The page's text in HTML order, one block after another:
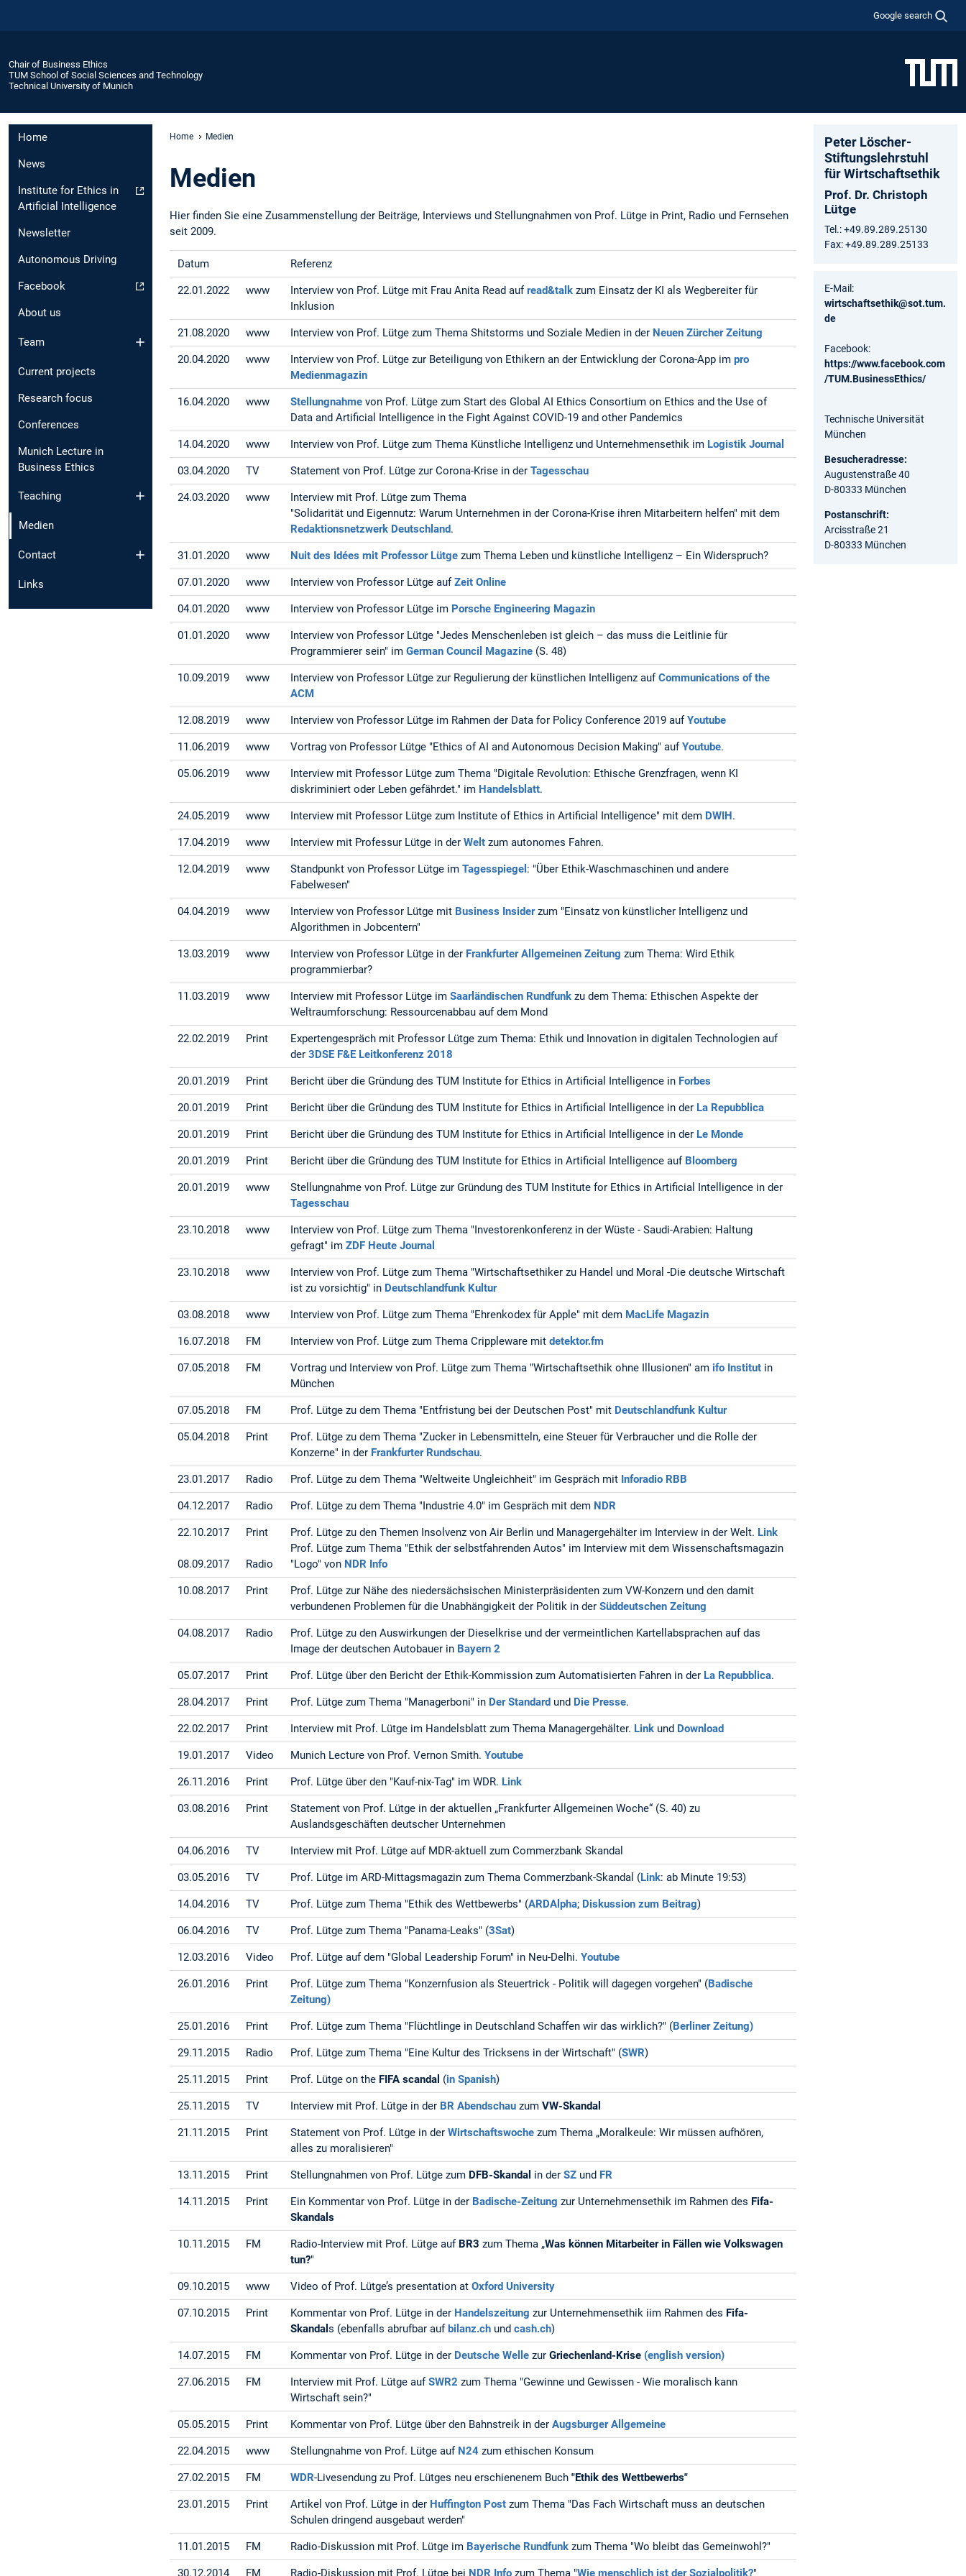
Google search
Chair of Business Ethics
TUM School of Social Sciences and Technology
Technical University of Munich
Home
News
Institute for Ethics in
Artificial Intelligence
Newsletter
Autonomous Driving
Facebook
About us
Team
Current projects
Research focus
Conferences
Munich Lecture in
Business Ethics
Teaching
Medien
Contact
Links
Home Medien
Medien
Hier finden Sie eine Zusammenstellung der Beiträge, Interviews und Stellungnahmen von Prof. Lütge in Print, Radio und Fernsehen
seit 2009.
Datum Referenz
22.01.2022 www Interview von Prof. Lütge mit Frau Anita Read aufread&talk zum Einsatz der KI als Wegbereiter für
Inklusion
21.08.2020 www Interview von Prof. Lütge zum Thema Shitstorms und Soziale Medien in der Neuen Zürcher Zeitung
20.04.2020 www Interview von Prof. Lütge zur Beteiligung von Ethikern an der Entwicklung der Corona-App impro
Medienmagazin
16.04.2020 www Stellungnahme von Prof. Lütge zum Start des Global AI Ethics Consortium on Ethics and the Use of
Data and Artificial Intelligence in the Fight Against COVID-19 and other Pandemics
14.04.2020 www Interview von Prof. Lütge zum Thema Künstliche Intelligenz und Unternehmensethik im Logistik Journal
03.04.2020 TV Statement von Prof. Lütge zur Corona-Krise in derTagesschau
24.03.2020 www
Interview mit Prof. Lütge zum Thema
"Solidarität und Eigennutz: Warum Unternehmen in der Corona-Krise ihren Mitarbeitern helfen" mit dem
Redaktionsnetzwerk Deutschland.
31.01.2020 www Nuit des Idées mit Professor Lütgezum Thema Leben und künstliche Intelligenz – Ein Widerspruch?
07.01.2020 www Interview von Professor Lütge aufZeit Online
04.01.2020 www Interview von Professor Lütge im Porsche Engineering Magazin
01.01.2020 www
Interview von Professor Lütge "Jedes Menschenleben ist gleich – das muss die Leitlinie für
Programmierer sein" imGerman Council Magazine (S. 48)
10.09.2019 www Interview von Professor Lütge zur Regulierung der künstlichen Intelligenz aufCommunications of the
ACM
12.08.2019 www Interview von Professor Lütge im Rahmen der Data for Policy Conference 2019 aufYoutube
11.06.2019 www Vortrag von Professor Lütge "Ethics of AI and Autonomous Decision Making" aufYoutube.
05.06.2019 www
Interview mit Professor Lütge zum Thema "Digitale Revolution: Ethische Grenzfragen, wenn KI
diskriminiert oder Leben gefährdet." im Handelsblatt.
24.05.2019 www Interview mit Professor Lütge zum Institute of Ethics in Artificial Intelligence" mit dem DWIH.
17.04.2019 www Interview mit Professur Lütge in derWelt zum autonomes Fahren.
12.04.2019 www Standpunkt von Professor Lütge imTagesspiegel : "Über Ethik-Waschmaschinen und andere
Fabelwesen"
04.04.2019 www Interview von Professor Lütge mit Business Insiderzum "Einsatz von künstlicher Intelligenz und
Algorithmen in Jobcentern"
13.03.2019 www Interview von Professor Lütge in der Frankfurter Allgemeinen Zeitung zum Thema: Wird Ethik
programmierbar?
11.03.2019 www Interview mit Professor Lütge imSaarländischen Rundfunk zu dem Thema: Ethischen Aspekte der
Weltraumforschung: Ressourcenabbau auf dem Mond
22.02.2019 Print
Expertengespräch mit Professor Lütge zum Thema: Ethik und Innovation in digitalen Technologien auf
der3DSE F&E Leitkonferenz 2018
20.01.2019 Print Bericht über die Gründung des TUM Institute for Ethics in Artificial Intelligence in Forbes
20.01.2019 Print Bericht über die Gründung des TUM Institute for Ethics in Artificial Intelligence in der La Repubblica
20.01.2019 Print Bericht über die Gründung des TUM Institute for Ethics in Artificial Intelligence in der Le Monde
20.01.2019 Print Bericht über die Gründung des TUM Institute for Ethics in Artificial Intelligence auf Bloomberg
20.01.2019 www
Stellungnahme von Prof. Lütge zur Gründung des TUM Institute for Ethics in Artificial Intelligence in der
Tagesschau
23.10.2018 www
Interview von Prof. Lütge zum Thema "Investorenkonferenz in der Wüste - Saudi-Arabien: Haltung
gefragt" imZDF Heute Journal
23.10.2018 www
Interview von Prof. Lütge zum Thema "Wirtschaftsethiker zu Handel und Moral -Die deutsche Wirtschaft
ist zu vorsichtig" in Deutschlandfunk Kultur
03.08.2018 www Interview von Prof. Lütge zum Thema "Ehrenkodex für Apple" mit dem MacLife Magazin
16.07.2018 FM Interview von Prof. Lütge zum Thema Crippleware mitdetektor.fm
07.05.2018 FM Vortrag und Interview von Prof. Lütge zum Thema "Wirtschaftsethik ohne Illusionen" am ifo Institut in
München
07.05.2018 FM Prof. Lütge zu dem Thema "Entfristung bei der Deutschen Post" mit Deutschlandfunk Kultur
05.04.2018 Print
Prof. Lütge zu dem Thema "Zucker in Lebensmitteln, eine Steuer für Verbraucher und die Rolle der
Konzerne" in der Frankfurter Rundschau.
23.01.2017 Radio Prof. Lütge zu dem Thema "Weltweite Ungleichheit" im Gespräch mit Inforadio RBB
04.12.2017 Radio Prof. Lütge zu dem Thema "Industrie 4.0" im Gespräch mit dem NDR
22.10.2017
08.09.2017
Print
Radio
Prof. Lütge zu den Themen Insolvenz von Air Berlin und Managergehälter im Interview in der Welt. Link
Prof. Lütge zum Thema "Ethik der selbstfahrenden Autos" im Interview mit dem Wissenschaftsmagazin
"Logo" von NDR Info
10.08.2017 Print
Prof. Lütge zur Nähe des niedersächsischen Ministerpräsidenten zum VW-Konzern und den damit
verbundenen Problemen für die Unabhängigkeit der Politik in derSüddeutschen Zeitung
04.08.2017 Radio
Prof. Lütge zu den Auswirkungen der Dieselkrise und der vermeintlichen Kartellabsprachen auf das
Image der deutschen Autobauer in Bayern 2
05.07.2017 Print Prof. Lütge über den Bericht der Ethik-Kommission zum Automatisierten Fahren in der La Repubblica.
28.04.2017 Print Prof. Lütge zum Thema "Managerboni" in Der Standard und Die Presse.
22.02.2017 Print Interview mit Prof. Lütge im Handelsblatt zum Thema Managergehälter. Link und Download
19.01.2017 Video Munich Lecture von Prof. Vernon Smith.Youtube
26.11.2016 Print Prof. Lütge über den "Kauf-nix-Tag" im WDR. Link
03.08.2016 Print
Statement von Prof. Lütge in der aktuellen „Frankfurter Allgemeinen Woche“ (S. 40) zu
Auslandsgeschäften deutscher Unternehmen
04.06.2016 TV Interview mit Prof. Lütge auf MDR-aktuell zum Commerzbank Skandal
03.05.2016 TV Prof. Lütge im ARD-Mittagsmagazin zum Thema Commerzbank-Skandal (Link: ab Minute 19:53)
14.04.2016 TV Prof. Lütge zum Thema "Ethik des Wettbewerbs" (ARDAlpha; Diskussion zum Beitrag)
06.04.2016 TV Prof. Lütge zum Thema "Panama-Leaks" (3Sat)
12.03.2016 Video Prof. Lütge auf dem "Global Leadership Forum" in Neu-Delhi.Youtube
26.01.2016 Print Prof. Lütge zum Thema "Konzernfusion als Steuertrick - Politik will dagegen vorgehen" (Badische
Zeitung)
25.01.2016 Print Prof. Lütge zum Thema "Flüchtlinge in Deutschland Schaffen wir das wirklich?" (Berliner Zeitung)
29.11.2015 Radio Prof. Lütge zum Thema "Eine Kultur des Tricksens in der Wirtschaft" (SWR)
25.11.2015 Print Prof. Lütge on the FIFA scandal (in Spanish)
25.11.2015 TV Interview mit Prof. Lütge in der BR Abendschau zum VW-Skandal
21.11.2015 Print Statement von Prof. Lütge in derWirtschaftswochezum Thema „Moralkeule: Wir müssen aufhören,
alles zu moralisieren"
13.11.2015 Print Stellungnahmen von Prof. Lütge zum DFB-Skandal in derSZ und FR
14.11.2015 Print Ein Kommentar von Prof. Lütge in der Badische-Zeitung zur Unternehmensethik im Rahmen des Fifa-
Skandals
10.11.2015 FM Radio-Interview mit Prof. Lütge auf BR3zum Thema „Was können Mitarbeiter in Fällen wie Volkswagen
tun?"
09.10.2015 www Video of Prof. Lütge’s presentation at Oxford University
07.10.2015 Print Kommentar von Prof. Lütge in der Handelszeitungzur Unternehmensethik iim Rahmen des Fifa-
Skandals (ebenfalls abrufbar aufbilanz.ch undcash.ch)
14.07.2015 FM Kommentar von Prof. Lütge in der Deutsche Welle zurGriechenland-Krise (english version)
27.06.2015 FM Interview mit Prof. Lütge aufSWR2zum Thema "Gewinne und Gewissen - Wie moralisch kann
Wirtschaft sein?"
05.05.2015 Print Kommentar von Prof. Lütge über den Bahnstreik in derAugsburger Allgemeine
22.04.2015 www Stellungnahme von Prof. Lütge auf N24 zum ethischen Konsum
27.02.2015 FM WDR-Livesendung zu Prof. Lütges neu erschienenem Buch"Ethik des Wettbewerbs"
23.01.2015 Print Artikel von Prof. Lütge in der Huffington Post zum Thema "Das Fach Wirtschaft muss an deutschen
Schulen dringend ausgebaut werden"
11.01.2015 FM Radio-Diskussion mit Prof. Lütge im Bayerische Rundfunk zum Thema "Wo bleibt das Gemeinwohl?"
30.12.2014 FM Radio-Diskussion mit Prof. Lütge bei NDR Info zum Thema "Wie menschlich ist der Sozialpolitik?"
Peter Löscher-
Stiftungslehrstuhl
für Wirtschaftsethik
Prof. Dr. Christoph
Lütge
Tel.: +49.89.289.25130
Fax: +49.89.289.25133
E-Mail:
wirtschaftsethik@sot.tum.
de
Facebook:
https://www.facebook.com
/TUM.BusinessEthics/
Technische Universität
München
Besucheradresse:
Augustenstraße 40
D-80333 München
Postanschrift:
Arcisstraße 21
D-80333 München